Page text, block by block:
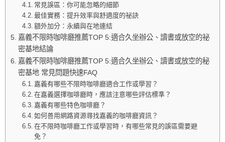
常見誤區：你可能忽略的細節
最佳實務：提升效率與舒適度的祕訣
額外加分：永續與在地連結
嘉義不限時咖啡廳推薦TOP 5:適合久坐辦公、讀書或放空的祕
密基地結論
嘉義不限時咖啡廳推薦TOP 5:適合久坐辦公、讀書或放空的秘
密基地 常見問題快速FAQ
嘉義有哪些不限時咖啡廳適合工作或學習？
在嘉義選擇咖啡廳時，應該注意哪些評估標準？
嘉義有哪些特色咖啡廳？
如何善用網路資源尋找嘉義的咖啡廳資訊？
在不限時咖啡廳工作或學習時，有哪些常見的誤區需要避
免？